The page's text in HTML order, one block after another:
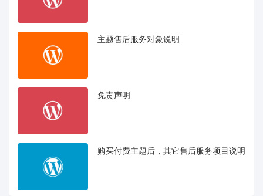
主题售后服务对象说明
免责声明
购买付费主题后，其它售后服务项目说明